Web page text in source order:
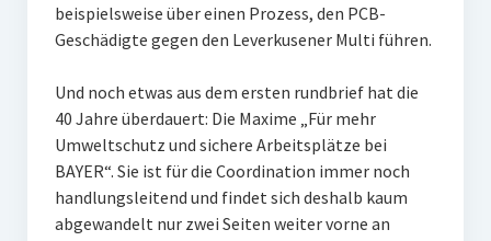
beispielsweise über einen Prozess, den PCB-
Geschädigte gegen den Leverkusener Multi führen.
Und noch etwas aus dem ersten rundbrief hat die
40 Jahre überdauert: Die Maxime „Für mehr
Umweltschutz und sichere Arbeitsplätze bei
BAYER“. Sie ist für die Coordination immer noch
handlungsleitend und findet sich deshalb kaum
abgewandelt nur zwei Seiten weiter vorne an